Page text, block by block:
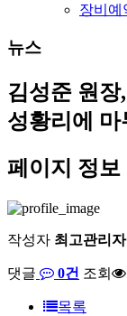
장비예
뉴스
김성준 원
성황리에 마
페이지 정보
작성자 최고관리자
댓글 0건 조회
목록